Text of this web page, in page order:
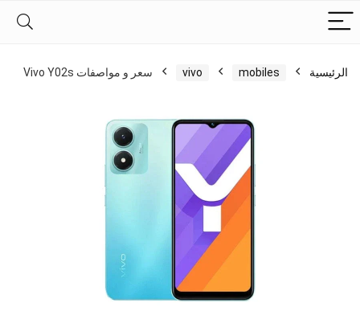
الرئيسية mobiles
vivo سعر و مواصفات Vivo Y02s